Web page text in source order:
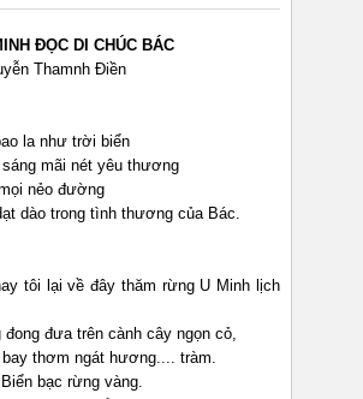
ĐỌC DI CHÚC BÁC
Thamnh Điền
la như trời biển
mãi nét yêu thương
nẻo đường
dào trong tình thương của Bác.
tôi lại về đây thăm rừng U Minh lịch
đong đưa trên cành cây ngọn cỏ,
bay thơm ngát hương.... tràm.
bạc rừng vàng.